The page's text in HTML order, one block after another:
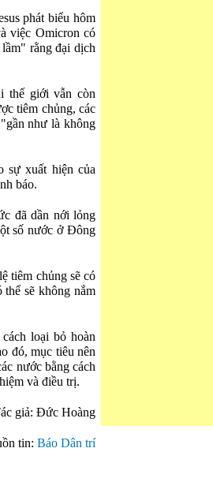
phát biểu hôm
việc Omicron có
rằng đại dịch
thế giới vẫn còn
tiêm chủng, các
như là không
sự xuất hiện của
báo.
đã dần nới lỏng
số nước ở Đông
tiêm chủng sẽ có
sẽ không nắm
loại bỏ hoàn
đó, mục tiêu nên
nước bằng cách
và điều trị.
giả: Đức Hoàng
tin: Báo Dân trí